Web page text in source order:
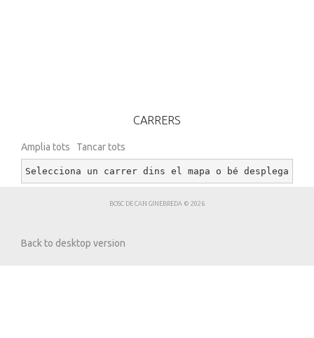
CARRERS
Amplia tots Tancar tots
Selecciona un carrer dins el mapa o bé desplega
BOSC DE CAN GINEBREDA © 2026
Back to desktop version